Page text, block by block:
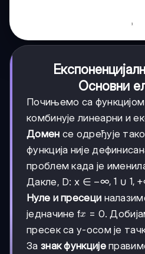
Основни
Почињемо са функцијом
комбинује линеарни и
Домен се одређује
функција није
проблем када је
Дакле, D: x ∈ -∞,
1
−∞, 1 ∪ 1,
1, +
Нуле и пресеци
једначине fx
x = 0.
пресек са y-осом је
За знак функције